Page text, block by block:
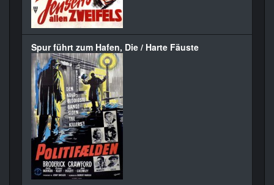
Spur führt zum Hafen, Die / Harte Fäuste